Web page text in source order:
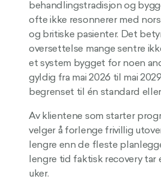
behandlingstradisjon og
ofte ikke resonnerer med
og britiske pasienter. Det
oversettelse mange sentre
et system bygget for noen
gyldig fra mai 2026 til mai
begrenset til én standard
Av klientene som starter
velger å forlenge frivillig
lengre enn de fleste
lengre tid faktisk recovery
uker.